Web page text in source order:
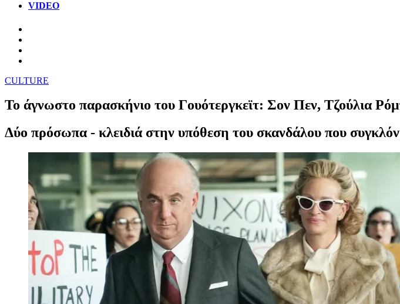
VIDEO
CULTURE
Το άγνωστο παρασκήνιο του Γουότεργκεϊτ: Σον Πεν, Τζούλια
Δύο πρόσωπα - κλειδιά στην υπόθεση του σκανδάλου που